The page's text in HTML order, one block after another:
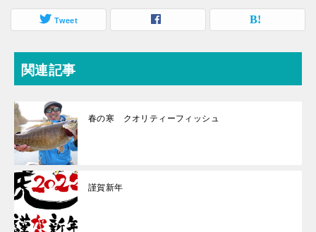
Tweet
関連記事
春の寒 クオリティーフィッシュ
謹賀新年